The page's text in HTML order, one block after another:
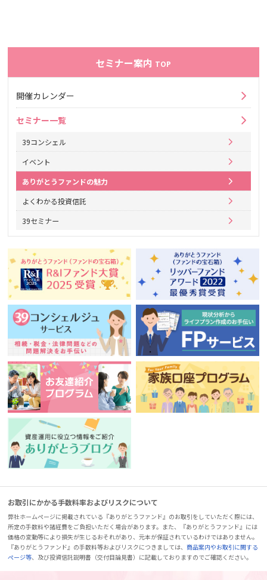
セミナー案内 TOP
開催カレンダー
セミナー一覧
39コンシェル
イベント
ありがとうファンドの魅力
よくわかる投資信託
39セミナー
お取引にかかる手数料率およびリスクについて
弊社ホームページに掲載されている『ありがとうファンド』のお取引をしていただく際には、
所定の手数料や諸経費をご負担いただく場合があります。また、『ありがとうファンド』には
価格の変動等により損失が生じるおそれがあり、元本が保証されているわけではありません。
『ありがとうファンド』の手数料等およびリスクにつきましては、商品案内やお取引に関する
ページ等、及び投資信託説明書（交付目論見書）に記載しておりますのでご確認ください。